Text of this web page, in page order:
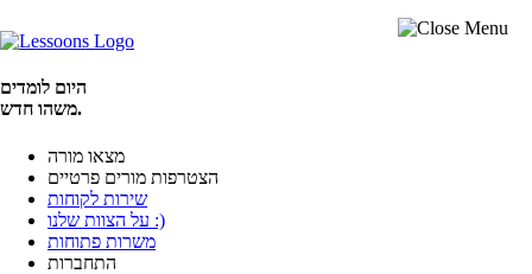
היום לומדים
משהו חדש.
מצאו מורה
הצטרפות מורים פרטיים
שירות לקוחות
על הצוות שלנו :)
משרות פתוחות
התחברות